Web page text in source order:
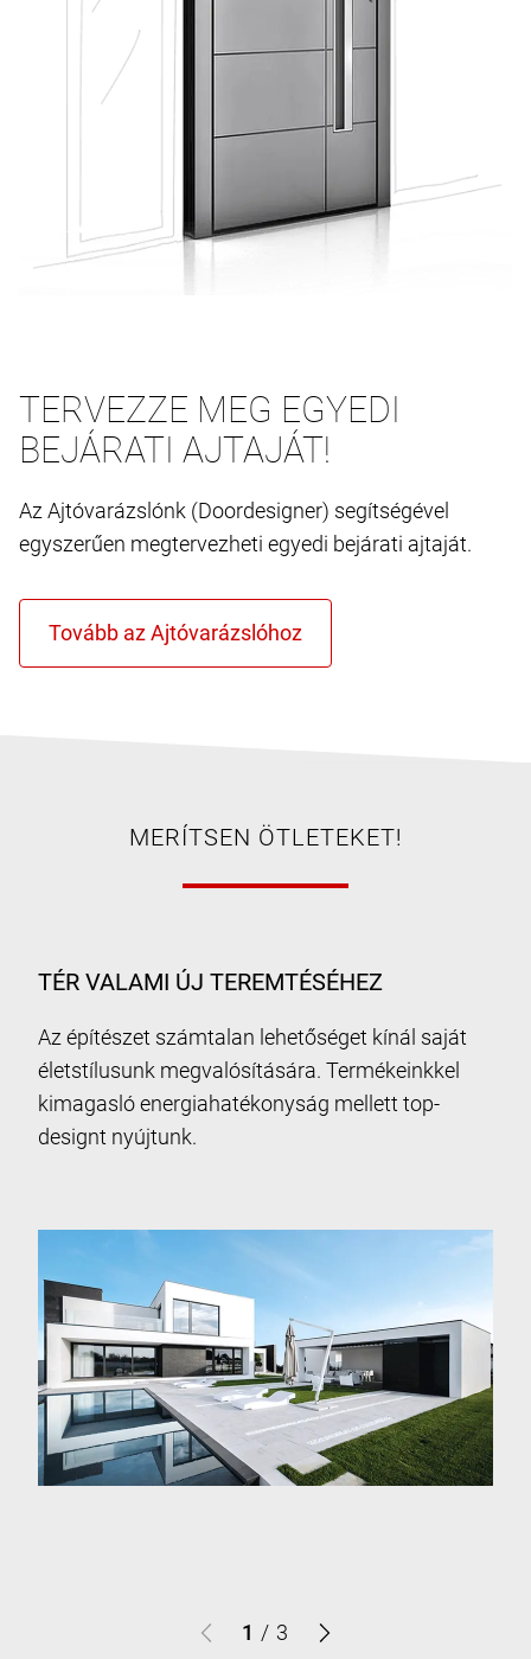
TERVEZZE MEG EGYEDI
BEJÁRATI AJTAJÁT!
Az Ajtóvarázslónk (Doordesigner) segítségével
egyszerűen megtervezheti egyedi bejárati ajtaját.
MERÍTSEN ÖTLETEKET!
TÉR VALAMI ÚJ TEREMTÉSÉHEZ
Az építészet számtalan lehetőséget kínál saját
életstílusunk megvalósítására. Termékeinkkel
kimagasló energiahatékonyság mellett top-
designt nyújtunk.
1 / 3